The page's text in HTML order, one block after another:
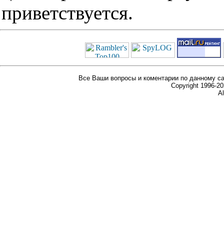
приветствуется.
Все Ваши вопросы и коментарии по данному
Copyright 1996-